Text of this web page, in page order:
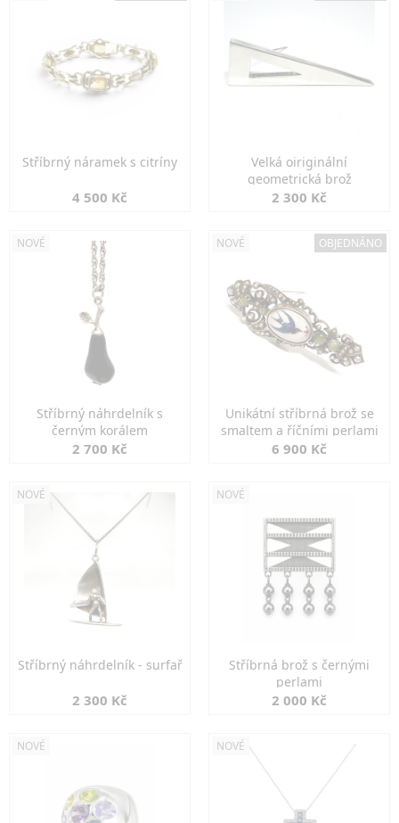
Stříbrný náramek s citríny
4 500 Kč
Velká oiriginální
geometrická brož
2 300 Kč
NOVÉ
Stříbrný náhrdelník s
černým korálem
2 700 Kč
NOVÉ OBJEDNÁNO
Unikátní stříbrná brož se
smaltem a říčními perlami
6 900 Kč
NOVÉ
Stříbrný náhrdelník - surfař
2 300 Kč
NOVÉ
Stříbrná brož s černými
perlami
2 000 Kč
NOVÉ NOVÉ